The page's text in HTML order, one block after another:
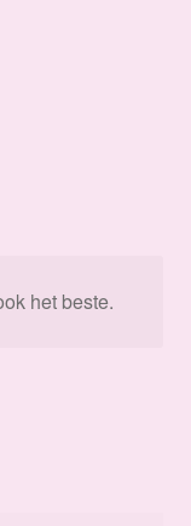
het beste.